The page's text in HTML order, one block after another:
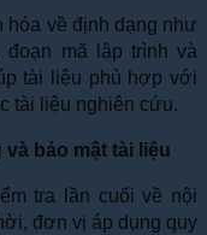
hóa về định dạng như
mã lập trình và
tài liệu phù hợp với
tài liệu nghiên cứu.
bảo mật tài liệu
tra lần cuối về nội
đơn vị áp dụng quy